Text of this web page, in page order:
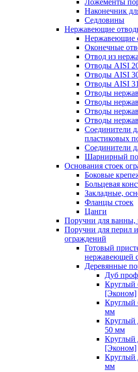
Ложементы
Наконечник
Седловины
Нержавеющие
Нержавеющие
Оконечные
Отвод из
Отводы AISI
Отводы AISI
Отводы AISI
Отводы
Отводы
Отводы
Отводы
Соединители
пластиковых
Соединители
Шарнирный
Основания стоек
Боковые
Больцевая
Закладные,
Фланцы стоек
Цанги
Поручни для ванны,
Поручни для перил
ограждений
Готовый
нержавеющей
Деревянные
Дуб
Круглый
[Эконом]
Круглый
мм
Круглый
50 мм
Круглый
[Эконом]
Круглый
мм